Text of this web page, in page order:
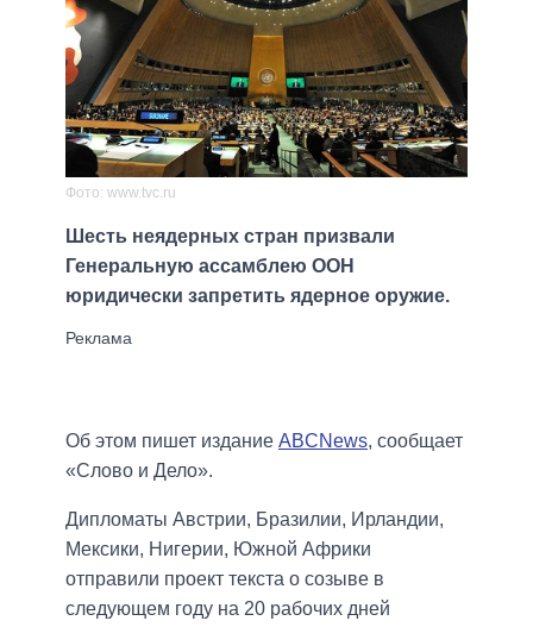
Фото: www.tvc.ru
Шесть неядерных стран призвали
Генеральную ассамблею ООН
юридически запретить ядерное оружие.
Об этом пишет издание ABCNews, сообщает
«Слово и Дело».
Дипломаты Австрии, Бразилии, Ирландии,
Мексики, Нигерии, Южной Африки
отправили проект текста о созыве в
следующем году на 20 рабочих дней